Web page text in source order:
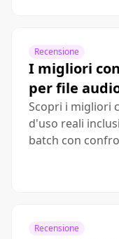
Recensione
I migliori
per file
Scopri i migliori
d'uso reali
batch con
Recensione